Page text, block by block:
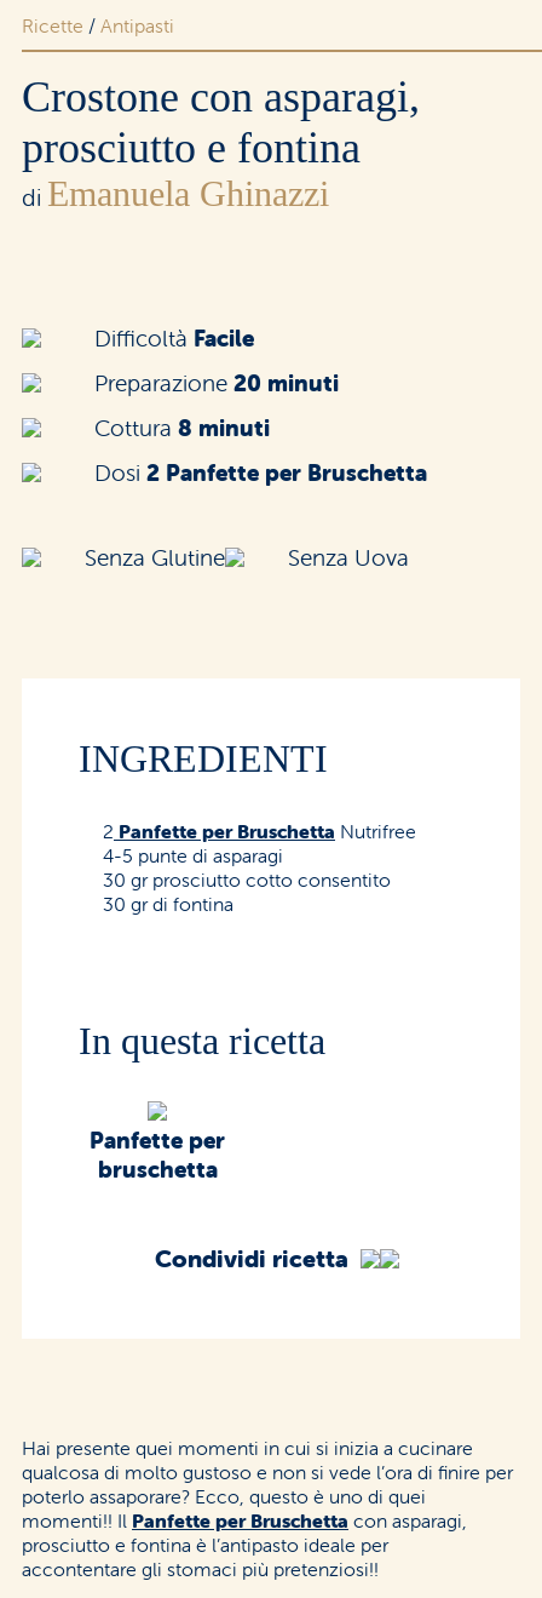
Area riservata rivenditori
Ricette / Antipasti
Crostone con asparagi,
prosciutto e fontina
di Emanuela Ghinazzi
Difficoltà Facile
Preparazione 20 minuti
Cottura 8 minuti
Dosi 2 Panfette per Bruschetta
Senza Glutine Senza Uova
INGREDIENTI
2 Panfette per Bruschetta Nutrifree
4-5 punte di asparagi
30 gr prosciutto cotto consentito
30 gr di fontina
In questa ricetta
Panfette per
bruschetta
Condividi ricetta
Hai presente quei momenti in cui si inizia a cucinare
qualcosa di molto gustoso e non si vede l’ora di finire per
poterlo assaporare? Ecco, questo è uno di quei
momenti!! Il Panfette per Bruschetta con asparagi,
prosciutto e fontina è l’antipasto ideale per
accontentare gli stomaci più pretenziosi!!